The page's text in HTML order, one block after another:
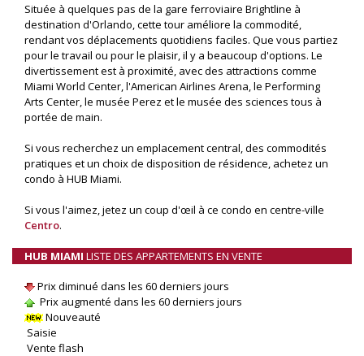
Située à quelques pas de la gare ferroviaire Brightline à
destination d'Orlando, cette tour améliore la commodité,
rendant vos déplacements quotidiens faciles. Que vous partiez
pour le travail ou pour le plaisir, il y a beaucoup d'options. Le
divertissement est à proximité, avec des attractions comme
Miami World Center, l'American Airlines Arena, le Performing
Arts Center, le musée Perez et le musée des sciences tous à
portée de main.
Si vous recherchez un emplacement central, des commodités
pratiques et un choix de disposition de résidence, achetez un
condo à HUB Miami.
Si vous l'aimez, jetez un coup d'œil à ce condo en centre-ville
Centro.
HUB MIAMI LISTE DES APPARTEMENTS EN VENTE
Prix diminué dans les 60 derniers jours
Prix augmenté dans les 60 derniers jours
Nouveauté
Saisie
Vente flash